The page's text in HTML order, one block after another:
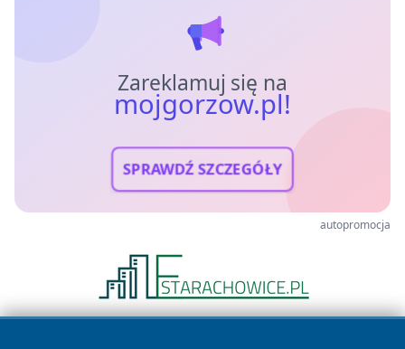
Zareklamuj się na
mojgorzow.pl!
SPRAWDŹ SZCZEGÓŁY
autopromocja